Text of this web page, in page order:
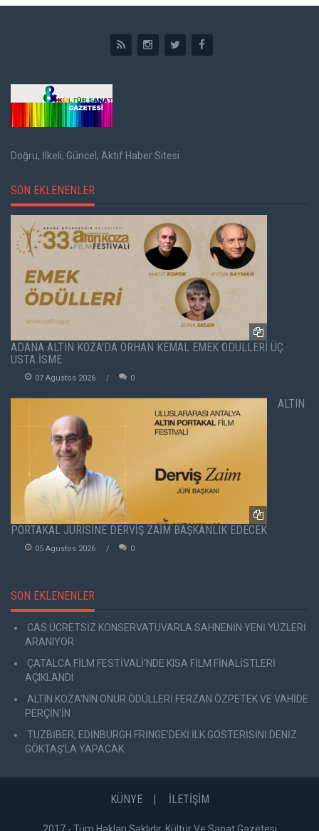
Doğru, İlkeli, Güncel, Aktif Haber Sitesi
SON EKLENENLER
ADANA ALTIN KOZA'DA ORHAN KEMAL EMEK ÖDÜLLERİ ÜÇ
USTA İSME
07 Agustos 2026 0
ALTIN
PORTAKAL JÜRİSİNE DERVİŞ ZAİM BAŞKANLIK EDECEK
05 Agustos 2026 0
SON EKLENENLER
CAS ÜCRETSİZ KONSERVATUVARLA SAHNENİN YENİ YÜZLERİ
ARANIYOR
ÇATALCA FİLM FESTİVALİ'NDE KISA FİLM FİNALİSTLERİ
AÇIKLANDI
ALTIN KOZA'NIN ONUR ÖDÜLLERİ FERZAN ÖZPETEK VE VAHİDE
PERÇİN'İN
TUZBİBER, EDİNBURGH FRİNGE'DEKİ İLK GÖSTERİSİNİ DENİZ
GÖKTAŞ'LA YAPACAK
KÜNYE İLETİŞİM
2017 - Tüm Hakları Saklıdır. Kültür Ve Sanat Gazetesi